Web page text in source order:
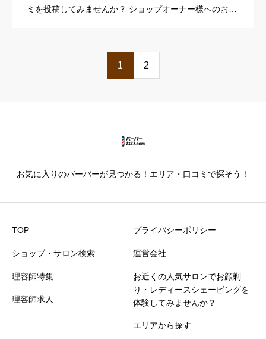
ミを投稿してみませんか？ ショップオーナー様へのお知
1 2
お気に入りのバーバーが見つかる！エリア・口コミで探そう！
TOP
ショップ・サロン検索
理容師特集
理容師求人
プライバシーポリシー
運営会社
お近くの人気サロンでお顔剃
り・レディースシェービングを
体験してみませんか？
エリアから探す